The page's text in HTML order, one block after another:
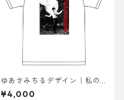
ゆあさみちるデザイン｜私の
花-Lien- Tシャツ（白）
¥4,000